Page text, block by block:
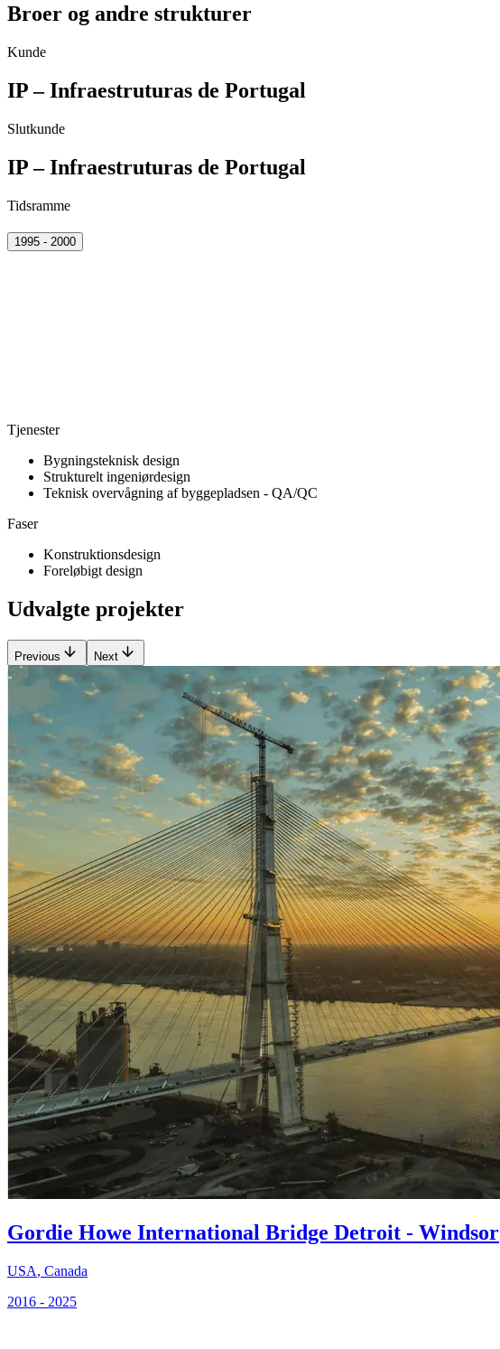
Broer og andre strukturer
Kunde
IP – Infraestruturas de Portugal
Slutkunde
IP – Infraestruturas de Portugal
Tidsramme
1995 - 2000
Tjenester
Bygningsteknisk design
Strukturelt ingeniørdesign
Teknisk overvågning af byggepladsen - QA/QC
Faser
Konstruktionsdesign
Foreløbigt design
Udvalgte projekter
Previous Next
Gordie Howe International Bridge Detroit - Windsor
USA, Canada
2016 - 2025